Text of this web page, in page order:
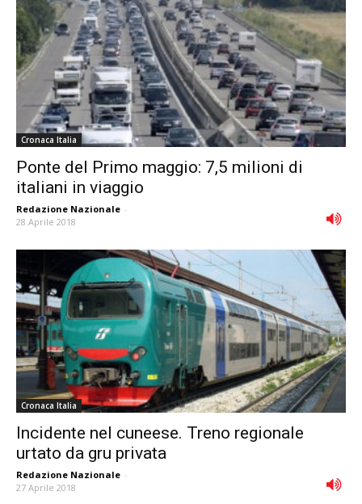
Cronaca Italia
Ponte del Primo maggio: 7,5 milioni di
italiani in viaggio
Redazione Nazionale -
28 Aprile 2018
Cronaca Italia
Incidente nel cuneese. Treno regionale
urtato da gru privata
Redazione Nazionale -
27 Aprile 2018